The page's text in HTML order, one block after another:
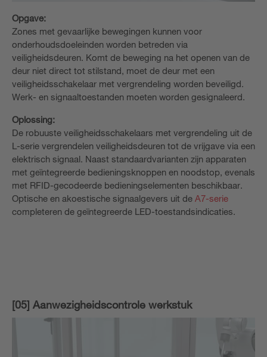
Opgave:
Zones met gevaarlijke bewegingen kunnen voor
onderhoudsdoeleinden worden betreden via
veiligheidsdeuren. Komt de beweging na het openen van de
deur niet direct tot stilstand, moet de deur met een
veiligheidsschakelaar met vergrendeling worden beveiligd.
Werk- en signaaltoestanden moeten worden gesignaleerd.
Oplossing:
De robuuste veiligheidsschakelaars met vergrendeling uit de
L-serie vergrendelen veiligheidsdeuren tot de vrijgave via een
elektrisch signaal. Naast standaardvarianten zijn apparaten
met geïntegreerde bedieningsknoppen en noodstop, evenals
met RFID-gecodeerde bedieningselementen beschikbaar.
Optische en akoestische signaalgevers uit de A7-serie
completeren de geïntegreerde LED-toestandsindicaties.
[05] Aanwezigheidscontrole werkstuk